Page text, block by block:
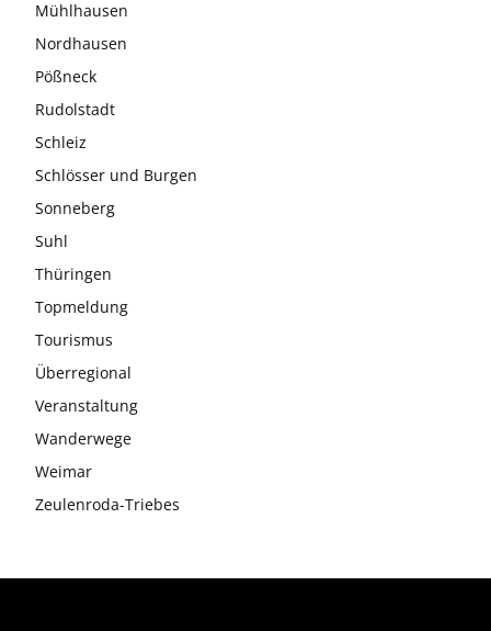
Mühlhausen
Nordhausen
Pößneck
Rudolstadt
Schleiz
Schlösser und Burgen
Sonneberg
Suhl
Thüringen
Topmeldung
Tourismus
Überregional
Veranstaltung
Wanderwege
Weimar
Zeulenroda-Triebes